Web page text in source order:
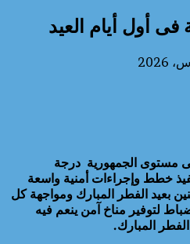
أول أيام العيد
مستوى الجمهورية درجة
خطط وإجراءات أمنية واسعة
بعيد الفطر المبارك ومواجهة كل
لتوفير مناخ آمن ينعم فيه
الفطر المبارك.